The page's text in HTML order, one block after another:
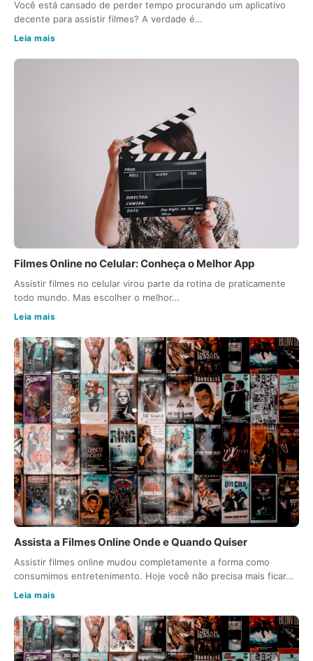
Você está cansado de perder tempo procurando um aplicativo
decente para assistir filmes? A verdade é…
Leia mais
Filmes Online no Celular: Conheça o Melhor App
Assistir filmes no celular virou parte da rotina de praticamente
todo mundo. Mas escolher o melhor…
Leia mais
Assista a Filmes Online Onde e Quando Quiser
Assistir filmes online mudou completamente a forma como
consumimos entretenimento. Hoje você não precisa mais ficar…
Leia mais